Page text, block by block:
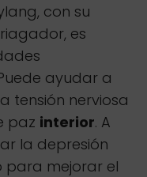
con su
es
ayudar a
tensión nerviosa
paz interior. A
la depresión
para mejorar el